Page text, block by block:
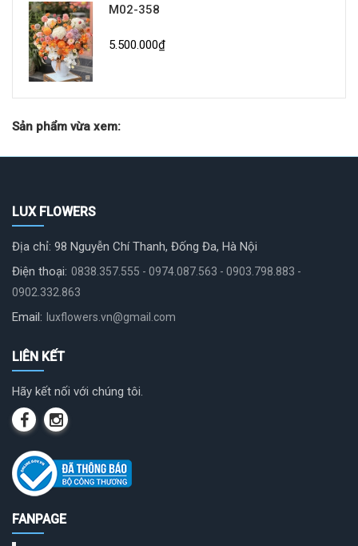
M02-358
5.500.000₫
Sản phẩm vừa xem:
LUX FLOWERS
Địa chỉ: 98 Nguyễn Chí Thanh, Đống Đa, Hà Nội
Điện thoại: 0838.357.555 - 0974.087.563 - 0903.798.883 -
0902.332.863
Email: luxflowers.vn@gmail.com
LIÊN KẾT
Hãy kết nối với chúng tôi.
FANPAGE